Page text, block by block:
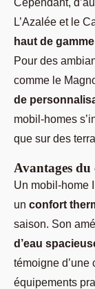
L’Azalée et le
haut de gamme
Pour des
comme le
de
mobil-homes
que sur des
Avantages
Un mobil-home
un confort
saison. Son
d’eau
témoigne d’une
équipements